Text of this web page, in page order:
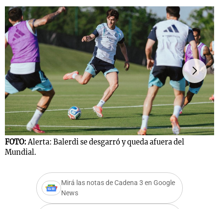
FOTO:Alerta: Balerdi se desgarró y queda afuera del
Mundial.
Mirá las notas de Cadena 3 en Google
News